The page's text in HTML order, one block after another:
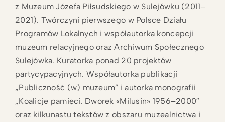
z Muzeum Józefa Piłsudskiego w Sulejówku (2011–
2021). Twórczyni pierwszego w Polsce Działu
Programów Lokalnych i współautorka koncepcji
muzeum relacyjnego oraz Archiwum Społecznego
Sulejówka. Kuratorka ponad 20 projektów
partycypacyjnych. Współautorka publikacji
„Publiczność (w) muzeum” i autorka monografii
„Koalicje pamięci. Dworek «Milusin» 1956–2000″
oraz kilkunastu tekstów z obszaru muzealnictwa i